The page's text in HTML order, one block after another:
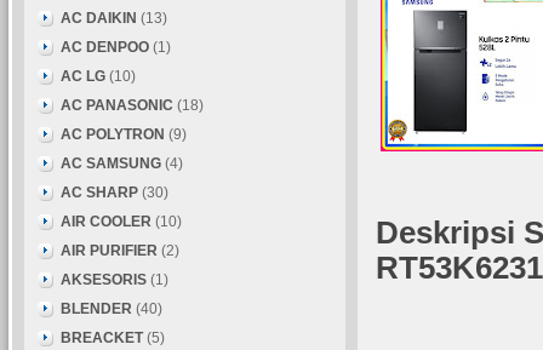
Deskripsi
AC DAIKIN (13)
AC DENPOO (1)
AC LG (10)
AC PANASONIC (18)
AC POLYTRON (9)
AC SAMSUNG (4)
AC SHARP (30)
AIR COOLER (10)
AIR PURIFIER (2)
AKSESORIS (1)
BLENDER (40)
BREACKET (5)